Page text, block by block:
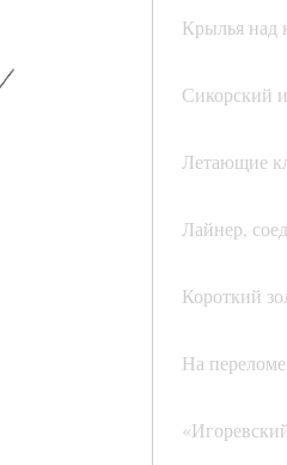
Крылья над
Сикорский
Летающие
Лайнер,
Короткий
На переломе